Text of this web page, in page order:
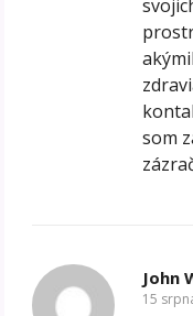
som
John
15